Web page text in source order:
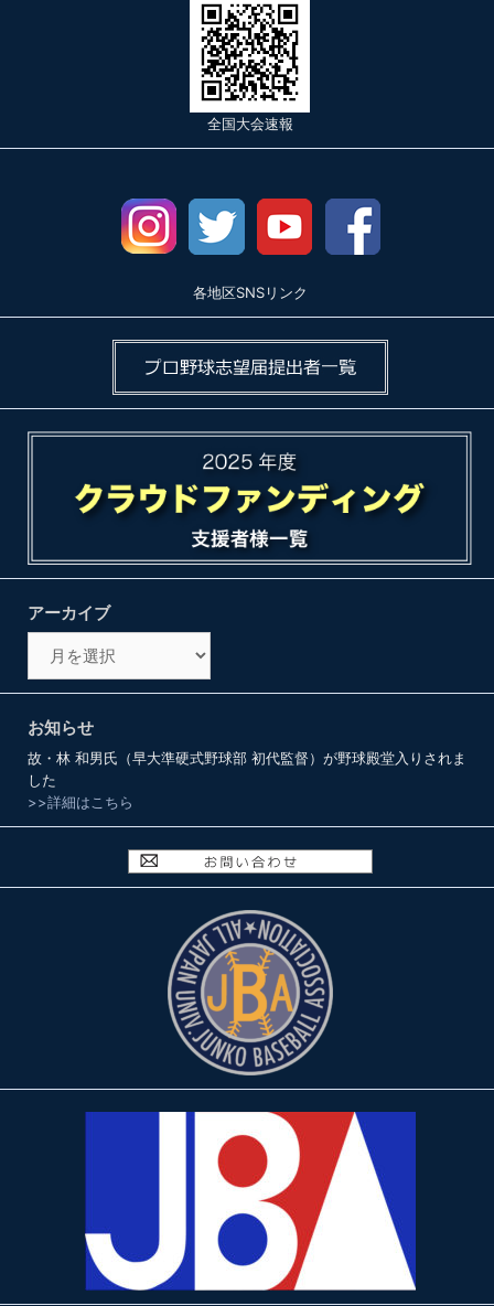
全国大会速報
各地区SNSリンク
アーカイブ
ブ
お知らせ
故・林 和男氏（早大準硬式野球部 初代監督）が野球殿堂入りされま
した
>>詳細はこちら